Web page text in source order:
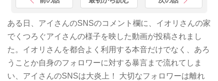
ある日、アイさんのSNSのコメント欄に、イオリさんの家
でくつろぐアイさんの様子を映した動画が投稿されまし
た。イオリさんを都合よく利用する本音だけでなく、あろ
うことか自身のフォロワーに対する暴言まで流れてしま
い、アイさんのSNSは大炎上！ 大切なフォロワーは離れ